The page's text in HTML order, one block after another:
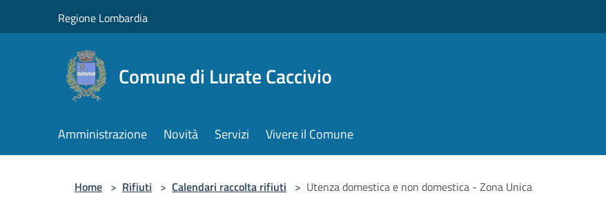
Regione Lombardia
Comune di Lurate Caccivio
Amministrazione Novità Servizi Vivere il Comune
Home > Rifiuti > Calendari raccolta rifiuti > Utenza domestica e non domestica - Zona Unica